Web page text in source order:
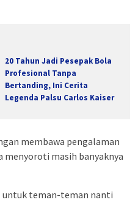
20 Tahun Jadi Pesepak Bola
Profesional Tanpa
Bertanding, Ini Cerita
Legenda Palsu Carlos Kaiser
membawa pengalaman
menyoroti masih banyaknya
untuk teman-teman nanti